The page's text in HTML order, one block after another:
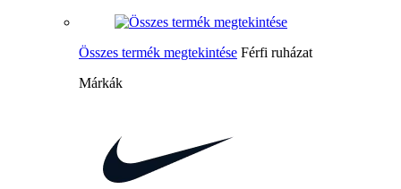
Összes termék megtekintése Férfi ruházat
Márkák